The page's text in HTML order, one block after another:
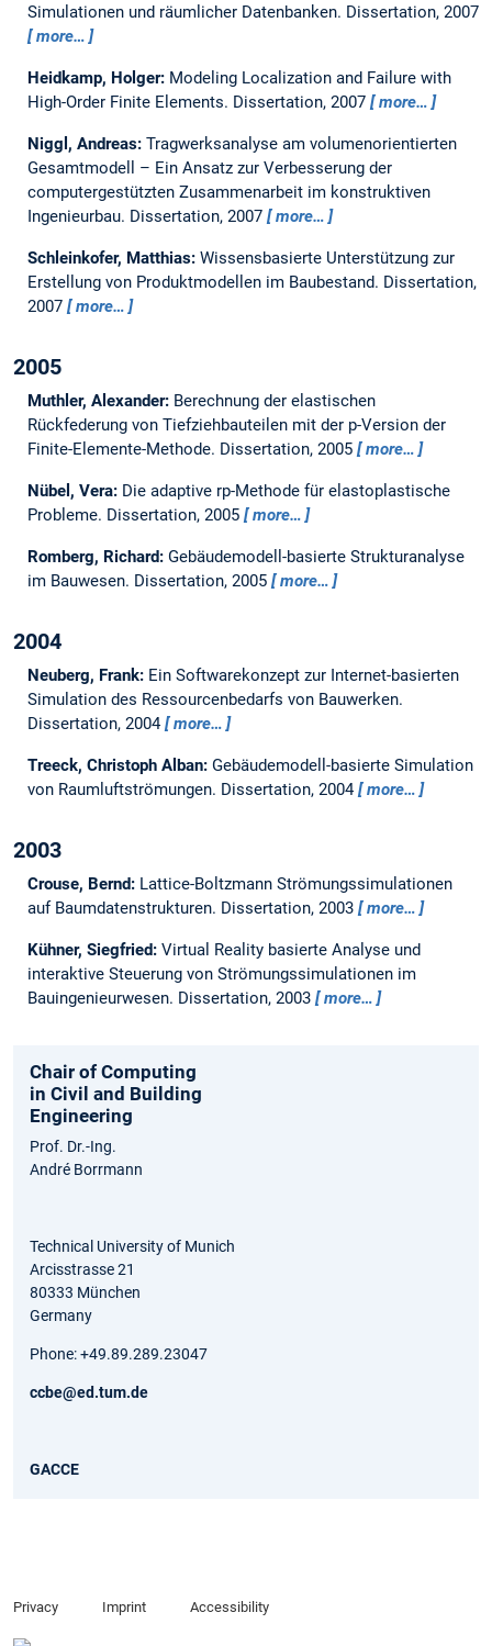
Simulationen und räumlicher Datenbanken. Dissertation, 2007
more…
Heidkamp, Holger: Modeling Localization and Failure with
High-Order Finite Elements. Dissertation, 2007 more…
Niggl, Andreas: Tragwerksanalyse am volumenorientierten
Gesamtmodell – Ein Ansatz zur Verbesserung der
computergestützten Zusammenarbeit im konstruktiven
Ingenieurbau. Dissertation, 2007 more…
Schleinkofer, Matthias: Wissensbasierte Unterstützung zur
Erstellung von Produktmodellen im Baubestand. Dissertation,
2007
more…
2005
Muthler, Alexander: Berechnung der elastischen
Rückfederung von Tiefziehbauteilen mit der p-Version der
Finite-Elemente-Methode. Dissertation, 2005 more…
Nübel, Vera: Die adaptive rp-Methode für elastoplastische
Probleme. Dissertation, 2005 more…
Romberg, Richard: Gebäudemodell-basierte Strukturanalyse
im Bauwesen. Dissertation, 2005 more…
2004
Neuberg, Frank: Ein Softwarekonzept zur Internet-basierten
Simulation des Ressourcenbedarfs von Bauwerken.
Dissertation, 2004 more…
Treeck, Christoph Alban: Gebäudemodell-basierte Simulation
von Raumluftströmungen. Dissertation, 2004 more…
2003
Crouse, Bernd: Lattice-Boltzmann Strömungssimulationen
auf Baumdatenstrukturen. Dissertation, 2003 more…
Kühner, Siegfried: Virtual Reality basierte Analyse und
interaktive Steuerung von Strömungssimulationen im
Bauingenieurwesen. Dissertation, 2003 more…
Chair of Computing
in Civil and Building
Engineering
Prof. Dr.-Ing.
André Borrmann
Technical University of Munich
Arcisstrasse 21
80333 München
Germany
Phone: +49.89.289.23047
ccbe@ed.tum.de
GACCE
Privacy Imprint Accessibility